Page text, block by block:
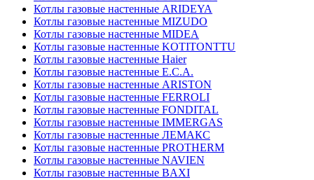
Котлы газовые настенные ARIDEYA
Котлы газовые настенные MIZUDO
Котлы газовые настенные MIDEA
Котлы газовые настенные KOTITONTTU
Котлы газовые настенные Haier
Котлы газовые настенные E.C.A.
Котлы газовые настенные ARISTON
Котлы газовые настенные FERROLI
Котлы газовые настенные FONDITAL
Котлы газовые настенные IMMERGAS
Котлы газовые настенные ЛЕМАКС
Котлы газовые настенные PROTHERM
Котлы газовые настенные NAVIEN
Котлы газовые настенные BAXI